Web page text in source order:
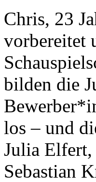
Chris, 23
vorbereitet
bilden die
los – und
Julia
Sebastian